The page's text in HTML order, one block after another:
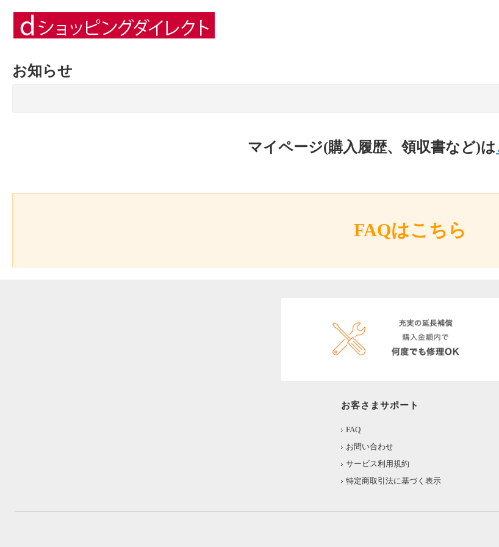
お知らせ
マイページ(購入履歴、領収書など)は
FAQはこちら
お客さまサポート
FAQ
お問い合わせ
サービス利用規約
特定商取引法に基づく表示